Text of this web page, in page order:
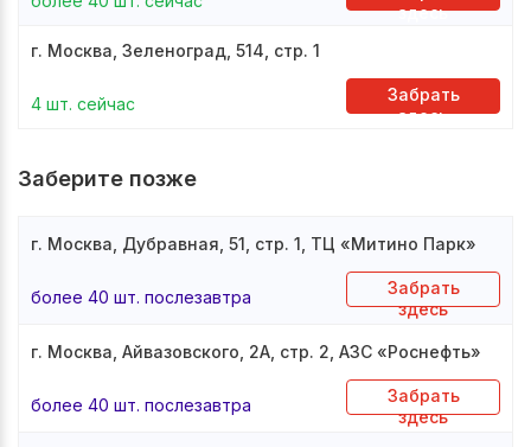
здесь
г. Москва, Зеленоград, 514, стр. 1
4 шт. сейчас
Забрать
здесь
Заберите позже
г. Москва, Дубравная, 51, стр. 1, ТЦ «Митино Парк»
более 40 шт. послезавтра
Забрать
здесь
г. Москва, Айвазовского, 2А, стр. 2, АЗС «Роснефть»
более 40 шт. послезавтра
Забрать
здесь